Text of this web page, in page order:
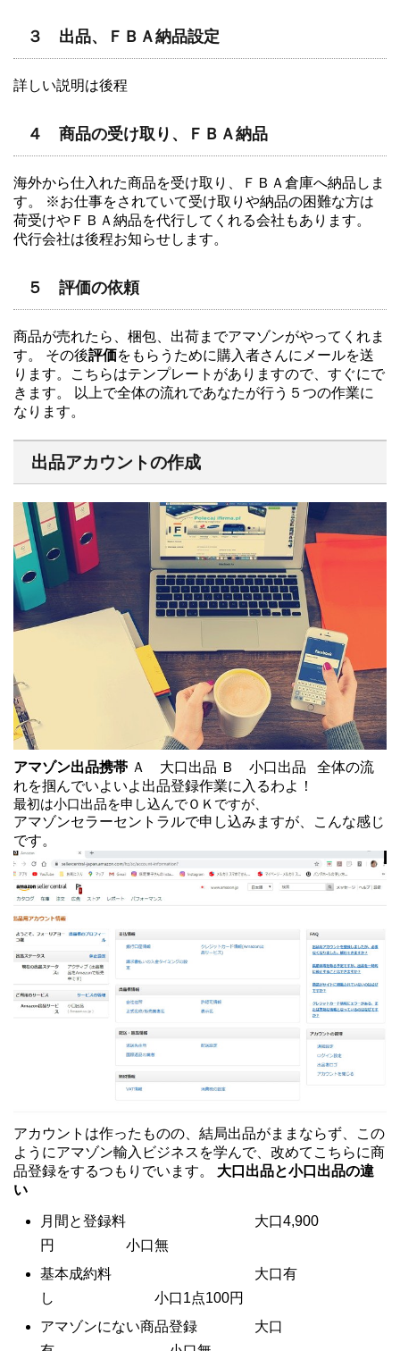
３ 出品、ＦＢＡ納品設定
詳しい説明は後程
４ 商品の受け取り、ＦＢＡ納品
海外から仕入れた商品を受け取り、ＦＢＡ倉庫へ納品しま
す。 ※お仕事をされていて受け取りや納品の困難な方は
荷受けやＦＢＡ納品を代行してくれる会社もあります。
代行会社は後程お知らせします。
５ 評価の依頼
商品が売れたら、梱包、出荷までアマゾンがやってくれま
す。 その後評価をもらうために購入者さんにメールを送
ります。こちらはテンプレートがありますので、すぐにで
きます。 以上で全体の流れであなたが行う５つの作業に
なります。
出品アカウントの作成
アマゾン出品携帯 Ａ 大口出品 Ｂ 小口出品 全体の流
れを掴んでいよいよ出品登録作業に入るわよ！
最初は小口出品を申し込んでＯＫですが、
アマゾンセラーセントラルで申し込みますが、こんな感じ
です。
アカウントは作ったものの、結局出品がままならず、この
ようにアマゾン輸入ビジネスを学んで、改めてこちらに商
品登録をするつもりでいます。 大口出品と小口出品の違
い
月間と登録料 大口4,900
円 小口無
基本成約料 大口有
し 小口1点100円
アマゾンにない商品登録 大口